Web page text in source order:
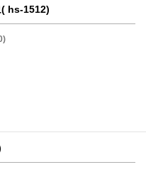
( hs-1512)